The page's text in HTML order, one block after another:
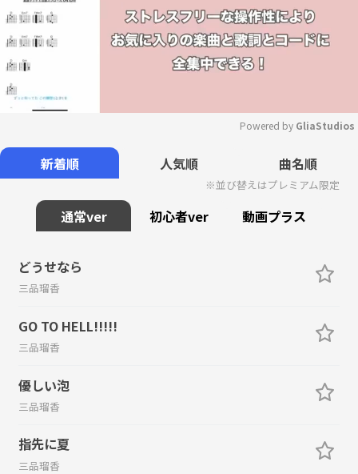
Mute
Powered by GliaStudios
新着順 人気順 曲名順
※並び替えはプレミアム限定
通常ver 初心者ver 動画プラス
どうせなら
三品瑠香
GO TO HELL!!!!!
三品瑠香
優しい泡
三品瑠香
指先に夏
三品瑠香